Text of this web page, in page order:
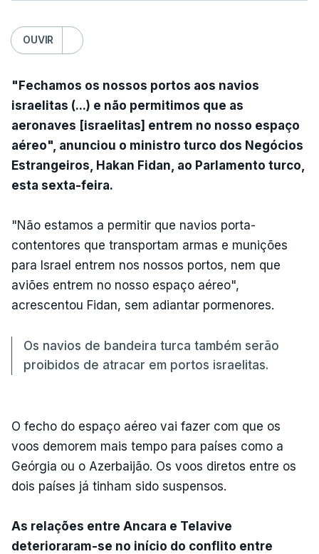
OUVIR
"Fechamos os nossos portos aos navios
israelitas (...) e não permitimos que as
aeronaves [israelitas] entrem no nosso espaço
aéreo", anunciou o ministro turco dos Negócios
Estrangeiros, Hakan Fidan, ao Parlamento turco,
esta sexta-feira.
"Não estamos a permitir que navios porta-
contentores que transportam armas e munições
para Israel entrem nos nossos portos, nem que
aviões entrem no nosso espaço aéreo",
acrescentou Fidan, sem adiantar pormenores.
Os navios de bandeira turca também serão
proibidos de atracar em portos israelitas.
O fecho do espaço aéreo vai fazer com que os
voos demorem mais tempo para países como a
Geórgia ou o Azerbaijão. Os voos diretos entre os
dois países já tinham sido suspensos.
As relações entre Ancara e Telavive
deterioraram-se no início do conflito entre